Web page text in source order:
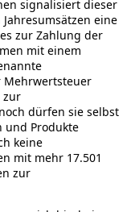
signalisiert dieser
eine
zur Zahlung der
mit einem
Mehrwertsteuer
zur
dürfen sie selbst
und Produkte
keine
mit mehr 17.501
zur